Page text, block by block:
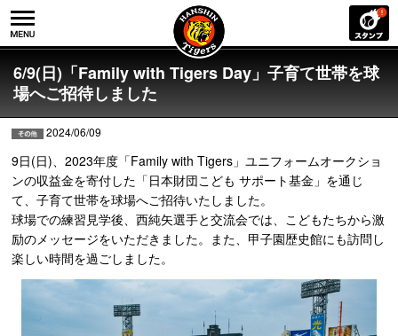
6/9(日)「Family with Tigers Day」子育て世帯を球
場へご招待しました
2024/06/09
9日(日)、2023年度「Family with Tigers」ユニフォームオークショ
ンの収益金を寄付した「日本財団こども サポート基金」を通じ
て、子育て世帯を球場へご招待いたしました。
球場での練習見学後、西純矢選手と交流会では、こどもたちから激
励のメッセージをいただきました。また、甲子園歴史館にも訪問し
楽しい時間を過ごしました。